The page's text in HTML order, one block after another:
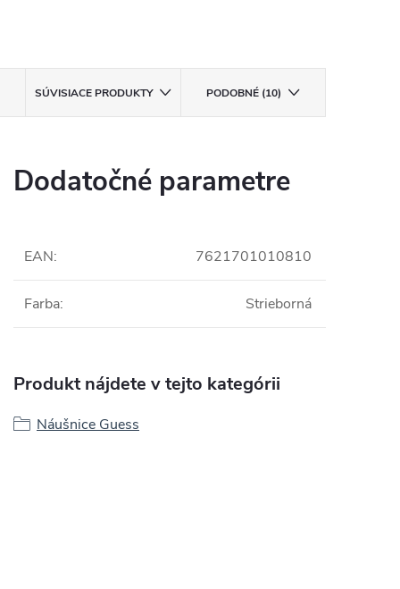
SÚVISIACE PRODUKTY PODOBNÉ (10)
Dodatočné parametre
EAN: 7621701010810
Farba: Strieborná
Produkt nájdete v tejto kategórii
Náušnice Guess